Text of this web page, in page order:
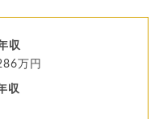
収
万円
収